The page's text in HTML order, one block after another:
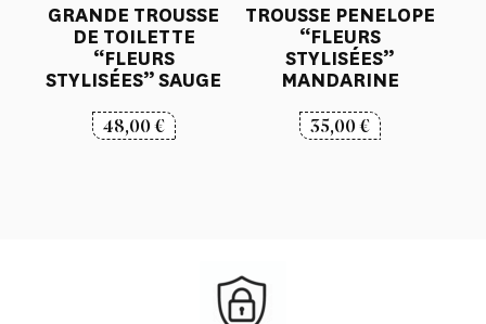
GRANDE TROUSSE
DE TOILETTE
“FLEURS
STYLISÉES” SAUGE
48,00€
TROUSSE PENELOPE
“FLEURS
STYLISÉES”
MANDARINE
35,00€